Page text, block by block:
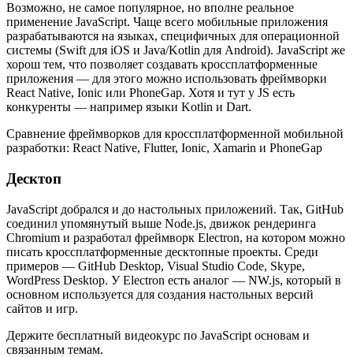
Возможно, не самое популярное, но вполне реальное
применение JavaScript. Чаще всего мобильные приложения
разрабатываются на языках, специфичных для операционной
системы (Swift для iOS и Java/Kotlin для Android). JavaScript же
хорош тем, что позволяет создавать кроссплатформенные
приложения — для этого можно использовать фреймворки
React Native, Ionic или PhoneGap. Хотя и тут у JS есть
конкуренты — например языки Kotlin и Dart.
Cравнение фреймворков для кроссплатформенной мобильной
разработки: React Native, Flutter, Ionic, Xamarin и PhoneGap
Десктоп
JavaScript добрался и до настольных приложений. Так, GitHub
соединил упомянутый выше Node.js, движок рендеринга
Chromium и разработал фреймворк Electron, на котором можно
писать кроссплатформенные десктопные проекты. Среди
примеров — GitHub Desktop, Visual Studio Code, Skype,
WordPress Desktop. У Electron есть аналог — NW.js, который в
основном используется для создания настольных версий
сайтов и игр.
Держите бесплатный видеокурс по JavaScript основам и
связанным темам.